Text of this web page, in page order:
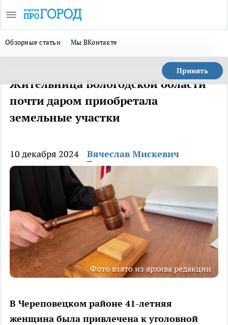
Обзорные статьи Мы ВКонтакте
Принять
Жительница Вологодской области
почти даром приобретала
земельные участки
10 декабря 2024 Вячеслав Мискевич
Фото взято из архива редакции
В Череповецком районе 41-летняя
женщина была привлечена к уголовной